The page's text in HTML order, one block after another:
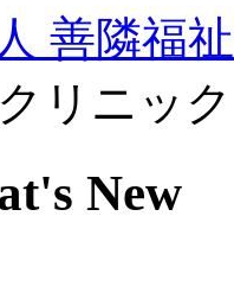
善隣福
クリニッ
New